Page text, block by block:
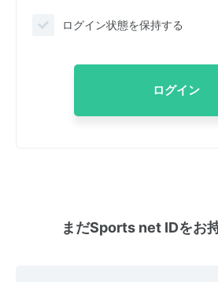
ログイン状態を保持する
ログイン
まだSports net IDをお